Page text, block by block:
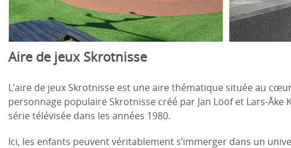
Aire de jeux Skrotnisse
L’aire de jeux Skrotnisse est une aire thématique située au
personnage populaire Skrotnisse créé par Jan Lööf et Lars-
série télévisée dans les années 1980.
Ici, les enfants peuvent véritablement s’immerger dans un